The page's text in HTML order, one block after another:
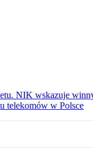
NIK wskazuje
telekomów w Polsce